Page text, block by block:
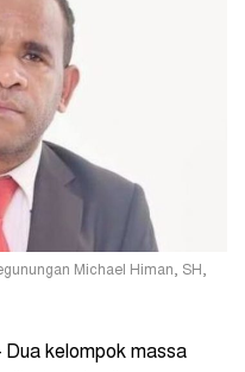
Michael Himan, SH,
kelompok massa